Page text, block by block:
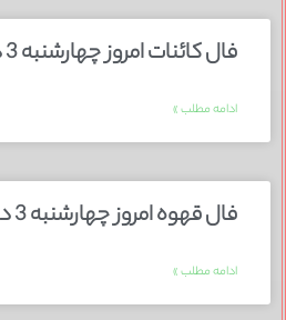
فال کائنات امروز چهارشنبه 3 دی 1404
ادامه مطلب »
فال قهوه امروز چهارشنبه 3 دی 1404
ادامه مطلب »